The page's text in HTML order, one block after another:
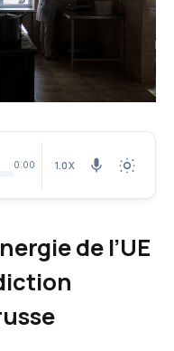
0:00 1.0X
de l’UE